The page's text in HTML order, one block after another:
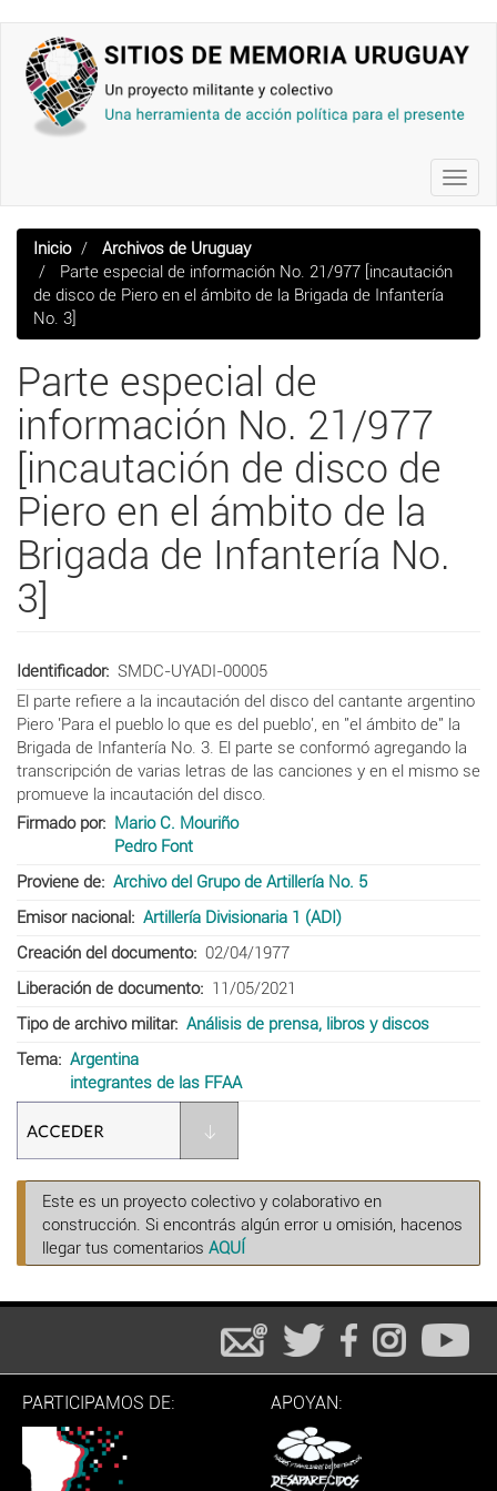
contenido
principal
Inicio
Archivos de Uruguay
Parte especial de información No. 21/977 [incautación
de disco de Piero en el ámbito de la Brigada de Infantería
No. 3]
Parte especial de
información No. 21/977
[incautación de disco de
Piero en el ámbito de la
Brigada de Infantería No.
3]
Identificador
SMDC-UYADI-00005
El parte refiere a la incautación del disco del cantante argentino
Piero 'Para el pueblo lo que es del pueblo', en "el ámbito de" la
Brigada de Infantería No. 3. El parte se conformó agregando la
transcripción de varias letras de las canciones y en el mismo se
promueve la incautación del disco.
Firmado por
Mario C. Mouriño
Pedro Font
Proviene de
Archivo del Grupo de Artillería No. 5
Emisor nacional
Artillería Divisionaria 1 (ADI)
Creación del documento
02/04/1977
Liberación de documento
11/05/2021
Tipo de archivo militar
Análisis de prensa, libros y discos
Tema
Argentina
integrantes de las FFAA
Este es un proyecto colectivo y colaborativo en
construcción. Si encontrás algún error u omisión, hacenos
llegar tus comentarios AQUÍ
PARTICIPAMOS DE: APOYAN: